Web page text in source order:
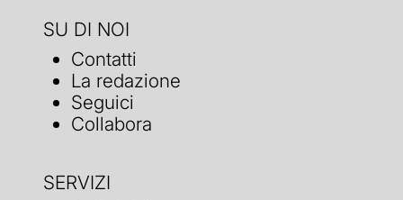
SU DI NOI
Contatti
La redazione
Seguici
Collabora
SERVIZI